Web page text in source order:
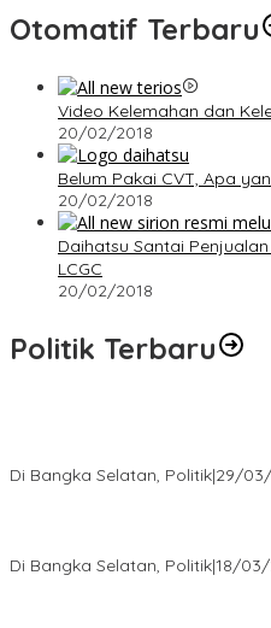
Otomatif Terbaru
Video Kelemahan dan
20/02/2018
Belum Pakai CVT, Apa
20/02/2018
Daihatsu Santai
LCGC
20/02/2018
Politik Terbaru
Di Bangka Selatan, Politik|29/
Di Bangka Selatan, Politik|18/